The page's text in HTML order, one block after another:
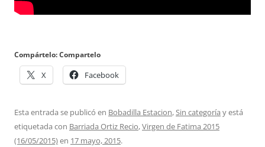
Compártelo: Compartelo
X Facebook
Esta entrada se publicó en Bobadilla Estacion,Sin categoría y está
etiquetada con Barriada Ortiz Recio,Virgen de Fatima 2015
(16/05/2015)en 17 mayo, 2015.